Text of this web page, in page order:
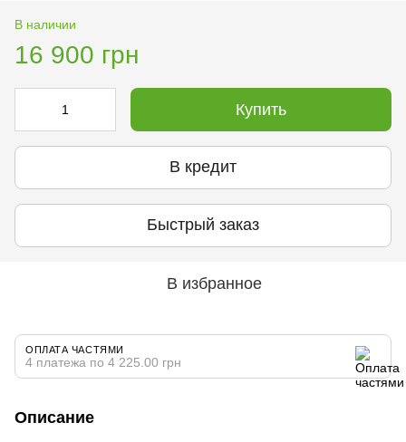
В наличии
16 900 грн
Купить
В кредит
Быстрый заказ
В избранное
ОПЛАТА ЧАСТЯМИ
4 платежа по 4 225.00 грн
Описание